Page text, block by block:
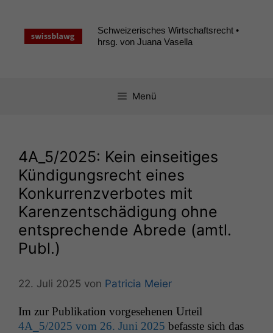
springen
Schweizerisches Wirtschaftsrecht •
hrsg. von Juana Vasella
Menü
4A_5/2025: Kein einseitiges
Kündigungsrecht eines
Konkurrenzverbotes mit
Karenzentschädigung ohne
entsprechende Abrede (amtl.
Publ.)
22. Juli 2025 von Patricia Meier
Im zur Pub­lika­tion vorge­se­henen Urteil
4A_5/2025 vom 26. Juni 2025 befasste sich das